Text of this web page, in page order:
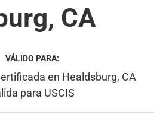
CA
VÁLIDO PARA: